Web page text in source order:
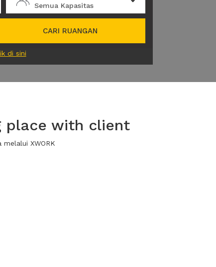
Semua Kapasitas
CARI RUANGAN
di sini
place with client
XWORK